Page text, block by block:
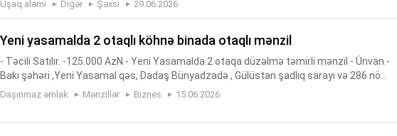
Uşaq aləmi Digər Şəxsi 29.06.2026
yeni yasamalda 2 otaqlı köhnə binada otaqlı mənzil
- Təcili Satılır. -125.000 AzN - Yeni Yasamalda 2 otaqa düzəlmə təmirli mənzil - Ünvan.-
Bakı şəhəri ,Yeni Yasamal qəs, Dadaş Bünyadzadə , Gülüstan şadlıq sarayı və 286 nöm
rəli məktəbin yaxınlığında - Lahiyə.- Köhnə tikili (leninqrad lahiyə) - Mərtəb...
Daşınmaz əmlak Mənzillər Biznes 15.06.2026